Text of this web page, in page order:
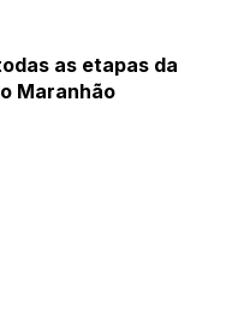
as etapas da
Maranhão